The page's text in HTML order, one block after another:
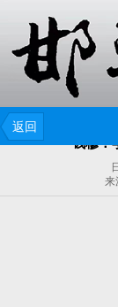
返回
钱穆：
来